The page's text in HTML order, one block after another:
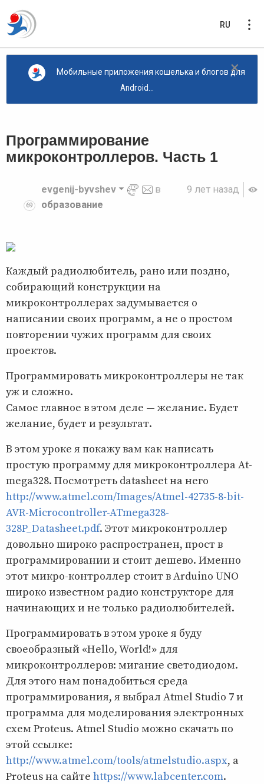
RU
×
Мобильные приложения кошелька и блогов для
Android...
Программирование
микроконтроллеров. Часть 1
9 лет назад
69
evgenij-byvshev
в
образование
Каждый радиолюбитель, рано или поздно,
собирающий конструкции на
микроконтроллерах задумывается о
написании своих программ, а не о простом
повторении чужих программ для своих
проектов.
Программировать микроконтроллеры не так
уж и сложно.
Самое главное в этом деле — желание. Будет
желание, будет и результат.
В этом уроке я покажу вам как написать
простую программу для микроконтроллера At-
mega328. Посмотреть datasheet на него
http://www.atmel.com/Images/Atmel-42735-8-bit-
AVR-Microcontroller-ATmega328-
328P_Datasheet.pdf. Этот микроконтроллер
довольно широко распространен, прост в
программировании и стоит дешево. Именно
этот микро-контроллер стоит в Arduino UNO
широко известном радио конструкторе для
начинающих и не только радиолюбителей.
Программировать в этом уроке я буду
своеобразный «Hello, World!» для
микроконтроллеров: мигание светодиодом.
Для этого нам понадобиться среда
программирования, я выбрал Atmel Studio 7 и
программа для моделирования электронных
схем Proteus. Atmel Studio можно скачать по
этой ссылке:
http://www.atmel.com/tools/atmelstudio.aspx, а
Proteus на сайте https://www.labcenter.com.